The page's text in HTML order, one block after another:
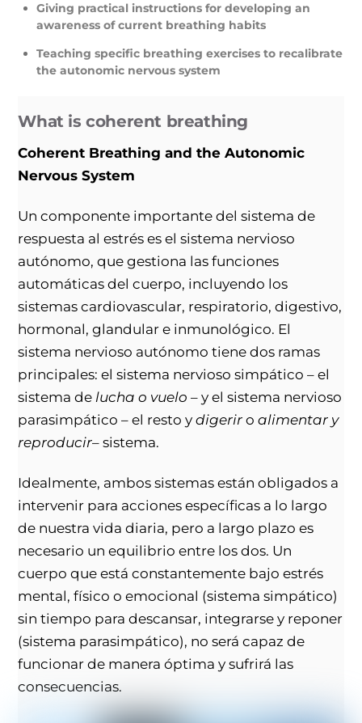
Giving practical instructions for developing an
awareness of current breathing habits
Teaching specific breathing exercises to recalibrate
the autonomic nervous system
What is coherent breathing
Coherent Breathing and the Autonomic
Nervous System
Un componente importante del sistema de
respuesta al estrés es el sistema nervioso
autónomo, que gestiona las funciones
automáticas del cuerpo, incluyendo los
sistemas cardiovascular, respiratorio, digestivo,
hormonal, glandular e inmunológico. El
sistema nervioso autónomo tiene dos ramas
principales: el sistema nervioso simpático – el
sistema de lucha o vuelo– y el sistema nervioso
parasimpático – el resto ydigeriroalimentar y
reproducir– sistema.
Idealmente, ambos sistemas están obligados a
intervenir para acciones específicas a lo largo
de nuestra vida diaria, pero a largo plazo es
necesario un equilibrio entre los dos. Un
cuerpo que está constantemente bajo estrés
mental, físico o emocional (sistema simpático)
sin tiempo para descansar, integrarse y reponer
(sistema parasimpático), no será capaz de
funcionar de manera óptima y sufrirá las
consecuencias.